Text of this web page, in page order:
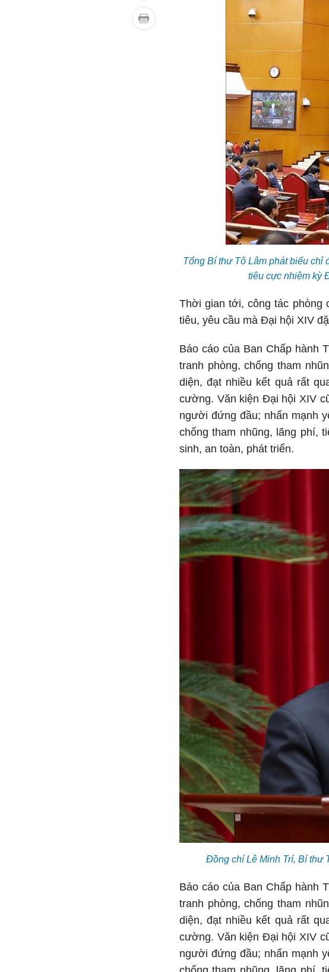
Tổng Bí thư Tô Lâm phát biểu chỉ
tiêu cực nhiệm kỳ
Thời gian tới, công tác phòng
tiêu, yêu cầu mà Đại hội XIV
Báo cáo của Ban Chấp hành
tranh phòng, chống tham
diện, đạt nhiều kết quả rất
cường. Văn kiện Đại hội XIV
người đứng đầu; nhấn mạnh
chống tham nhũng, lãng phí,
sinh, an toàn, phát triển.
Đồng chí Lê Minh Trí, Bí thư
Báo cáo của Ban Chấp hành
tranh phòng, chống tham
diện, đạt nhiều kết quả rất
cường. Văn kiện Đại hội XIV
người đứng đầu; nhấn mạnh